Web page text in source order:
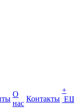
О
нас
Контакты
+